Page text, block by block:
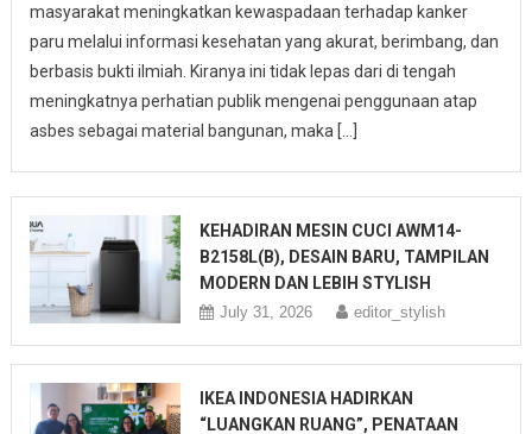
masyarakat meningkatkan kewaspadaan terhadap kanker
paru melalui informasi kesehatan yang akurat, berimbang, dan
berbasis bukti ilmiah. Kiranya ini tidak lepas dari di tengah
meningkatnya perhatian publik mengenai penggunaan atap
asbes sebagai material bangunan, maka […]
KEHADIRAN MESIN CUCI AWM14-
B2158L(B), DESAIN BARU, TAMPILAN
MODERN DAN LEBIH STYLISH
July 31, 2026 editor_stylish
IKEA INDONESIA HADIRKAN
“LUANGKAN RUANG”, PENATAAN